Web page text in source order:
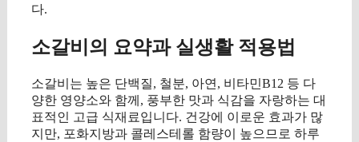
다.
소갈비의 요약과 실생활 적용법
소갈비는 높은 단백질, 철분, 아연, 비타민B12 등 다
양한 영양소와 함께, 풍부한 맛과 식감을 자랑하는 대
표적인 고급 식재료입니다. 건강에 이로운 효과가 많
지만, 포화지방과 콜레스테롤 함량이 높으므로 하루